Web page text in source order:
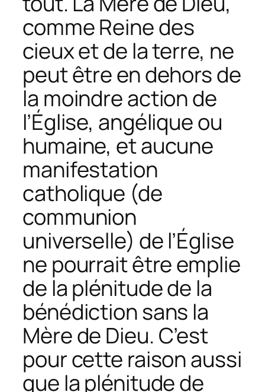
comme Reine des
cieux et de la terre, ne
peut être en dehors de
la moindre action de
l’Église, angélique ou
humaine, et aucune
manifestation
catholique (de
communion
universelle) de l’Église
ne pourrait être emplie
de la plénitude de la
bénédiction sans la
Mère de Dieu. C’est
pour cette raison aussi
que la plénitude de